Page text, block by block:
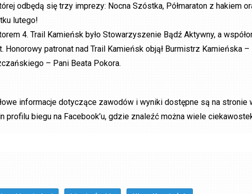
odbędą się trzy imprezy: Nocna Szóstka, Półmaraton z hakiem
lutego!
4. Trail Kamieńsk było Stowarzyszenie Bądź Aktywny, a
Honorowy patronat nad Trail Kamieńsk objął Burmistrz Kamieńska
– Pani Beata Pokora.
informacje dotyczące zawodów i wyniki dostępne są na stronie
profilu biegu na Facebook’u, gdzie znaleźć można wiele